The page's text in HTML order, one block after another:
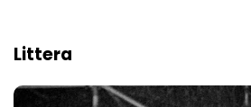
Littera